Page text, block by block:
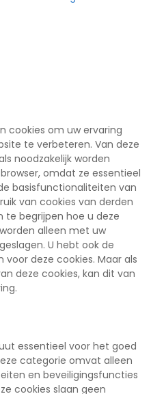
cookies om uw ervaring
te verbeteren. Van deze
noodzakelijk worden
omdat ze essentieel
basisfunctionaliteiten van
van cookies van derden
te begrijpen hoe u deze
alleen met uw
U hebt ook de
deze cookies. Maar als
deze cookies, kan dit van
essentieel voor het goed
categorie omvat alleen
en beveiligingsfuncties
cookies slaan geen